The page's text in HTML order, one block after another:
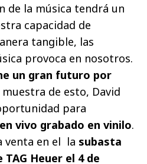
de la música tendrá un
capacidad de
tangible, las
provoca en nosotros.
un gran futuro por
muestra de esto, David
para
vivo grabado en vinilo.
venta en el la subasta
Heuer el 4 de